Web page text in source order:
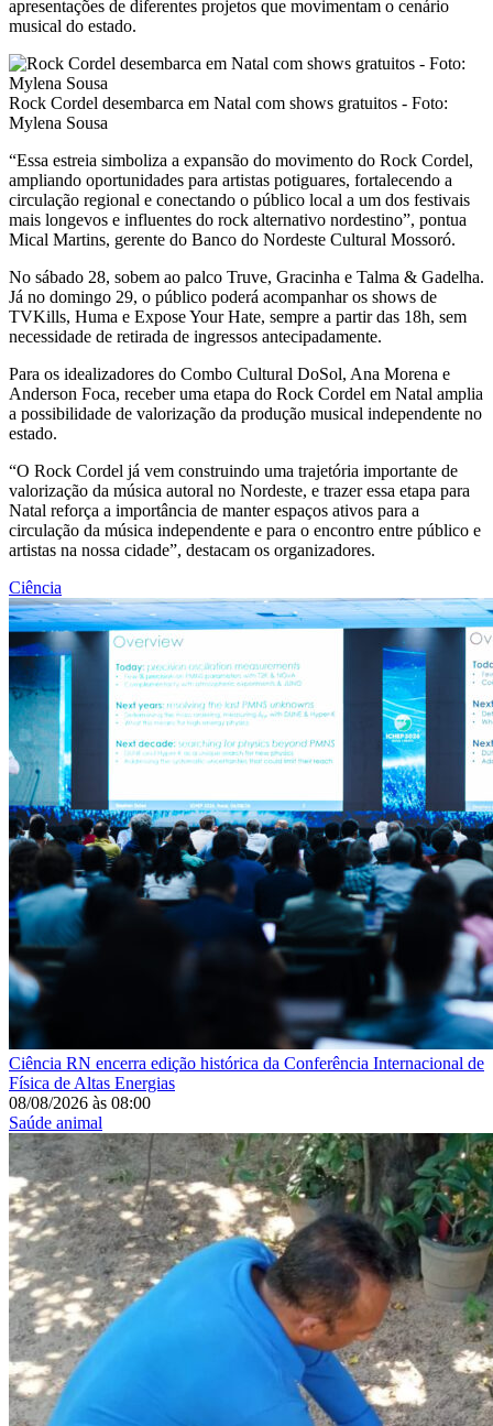
apresentações de diferentes projetos que movimentam o cenário
musical do estado.
Rock Cordel desembarca em Natal com shows gratuitos - Foto:
Mylena Sousa
“Essa estreia simboliza a expansão do movimento do Rock Cordel,
ampliando oportunidades para artistas potiguares, fortalecendo a
circulação regional e conectando o público local a um dos festivais
mais longevos e influentes do rock alternativo nordestino”, pontua
Mical Martins, gerente do Banco do Nordeste Cultural Mossoró.
No sábado 28, sobem ao palco Truve, Gracinha e Talma & Gadelha.
Já no domingo 29, o público poderá acompanhar os shows de
TVKills, Huma e Expose Your Hate, sempre a partir das 18h, sem
necessidade de retirada de ingressos antecipadamente.
Para os idealizadores do Combo Cultural DoSol, Ana Morena e
Anderson Foca, receber uma etapa do Rock Cordel em Natal amplia
a possibilidade de valorização da produção musical independente no
estado.
“O Rock Cordel já vem construindo uma trajetória importante de
valorização da música autoral no Nordeste, e trazer essa etapa para
Natal reforça a importância de manter espaços ativos para a
circulação da música independente e para o encontro entre público e
artistas na nossa cidade”, destacam os organizadores.
Ciência
Ciência RN encerra edição histórica da Conferência Internacional de
Física de Altas Energias
08/08/2026 às 08:00
Saúde animal